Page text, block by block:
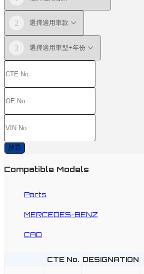
搜尋
Compatible Models
Parts
MERCEDES-BENZ
CAD
CTE No. DESIGNATION